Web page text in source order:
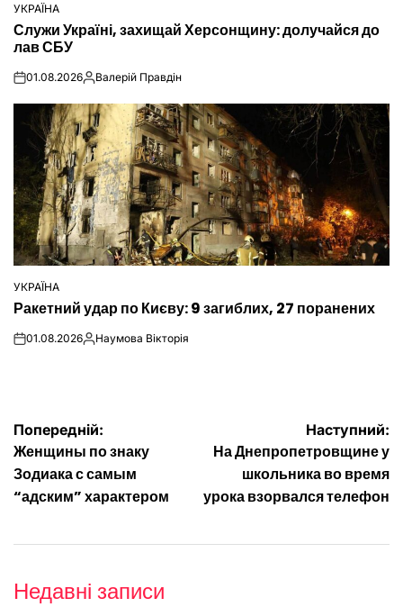
ОПУБЛІКУВАТИ
У
УКРАЇНА
Служи Україні, захищай Херсонщину: долучайся до
лав СБУ
on01.08.2026Опубліковано
Валерій Правдін
ОПУБЛІКУВАТИ
У
УКРАЇНА
Ракетний удар по Києву: 9 загиблих, 27 поранених
on01.08.2026Опубліковано
Наумова Вікторія
Навігація
записів
Попередній:
Женщины по знаку
Зодиака с самым
“адским” характером
Наступний:
На Днепропетровщине у
школьника во время
урока взорвался телефон
Недавні записи